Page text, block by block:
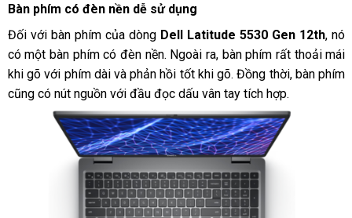
Bàn phím có đèn nền dễ sử dụng
Đối với bàn phím của dòng Dell Latitude 5530 Gen 12th, nó
có một bàn phím có đèn nền. Ngoài ra, bàn phím rất thoải mái
khi gõ với phím dài và phản hồi tốt khi gõ. Đồng thời, bàn phím
cũng có nút nguồn với đầu đọc dấu vân tay tích hợp.